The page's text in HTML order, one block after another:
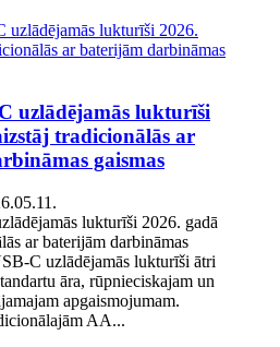
uzlādējamās lukturīši
tradicionālās ar
gaismas
lukturīši 2026. gadā
ar baterijām darbināmas
C uzlādējamās lukturīši ātri
āra, rūpnieciskajam un
apgaismojumam.
AA...